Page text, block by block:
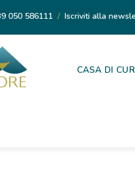
050 586111 / Iscriviti alla
CASA DI